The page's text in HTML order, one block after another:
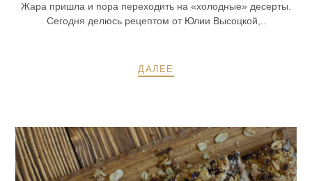
Жара пришла и пора переходить на «холодные» десерты.
Сегодня делюсь рецептом от Юлии Высоцкой,..
ДАЛЕЕ